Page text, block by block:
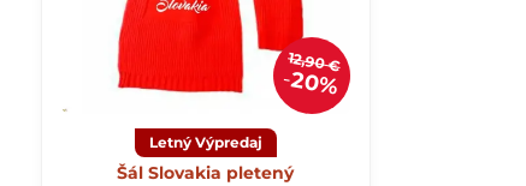
12,90 €
20%
Letný Výpredaj
Šál Slovakia pletený